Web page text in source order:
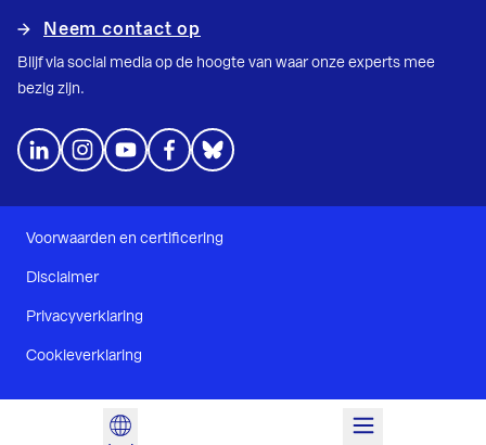
Neem contact op
Blijf via social media op de hoogte van waar onze experts mee
bezig zijn.
Voorwaarden en certificering
Disclaimer
Privacyverklaring
Cookieverklaring